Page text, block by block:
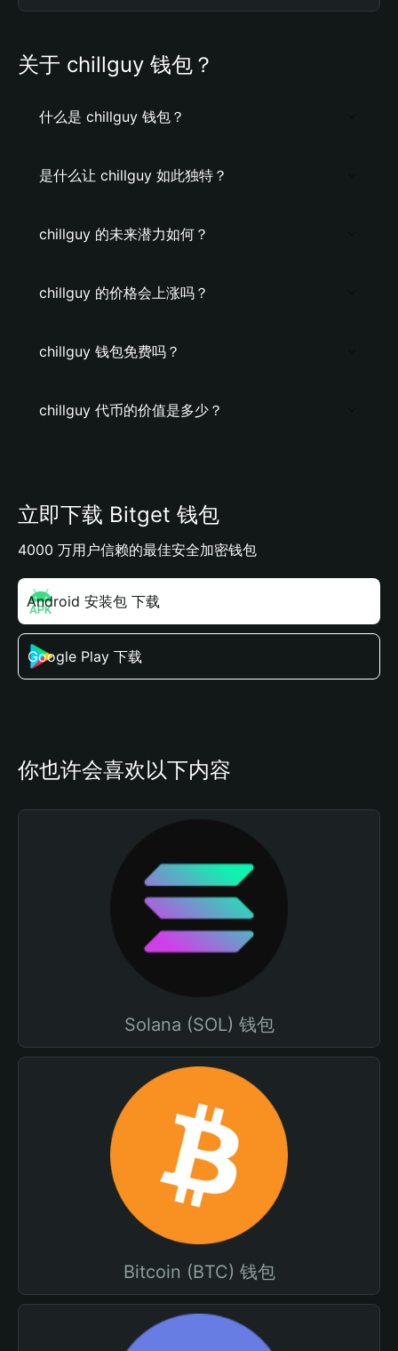
关于 chillguy 钱包？
什么是 chillguy 钱包？
是什么让 chillguy 如此独特？
chillguy 的未来潜力如何？
chillguy 的价格会上涨吗？
chillguy 钱包免费吗？
chillguy 代币的价值是多少？
立即下载 Bitget 钱包
4000 万用户信赖的最佳安全加密钱包
Android 安装包 下载
Google Play 下载
你也许会喜欢以下内容
Solana (SOL) 钱包
Bitcoin (BTC) 钱包